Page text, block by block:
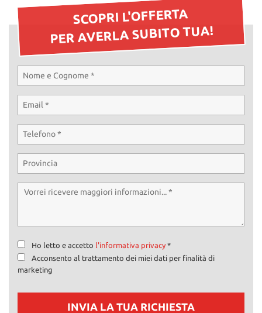
SCOPRI L'OFFERTA
PER AVERLA SUBITO TUA!
Ho letto e accetto l'informativa privacy *
Acconsento al trattamento dei miei dati per finalità di
marketing
INVIA LA TUA RICHIESTA